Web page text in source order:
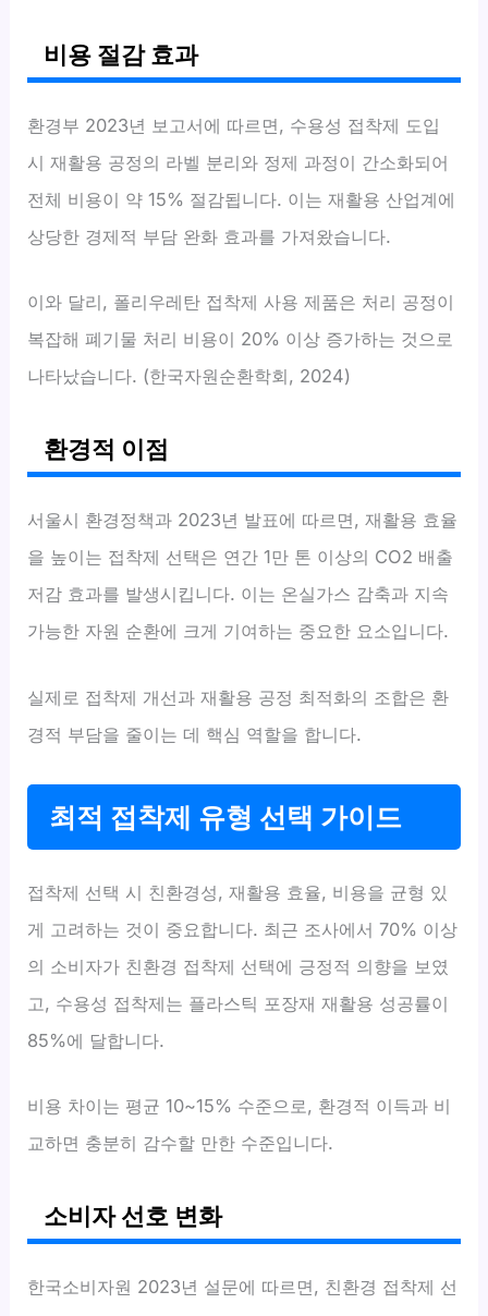
비용 절감 효과
환경부 2023년 보고서에 따르면, 수용성 접착제 도입
시 재활용 공정의 라벨 분리와 정제 과정이 간소화되어
전체 비용이 약 15% 절감됩니다. 이는 재활용 산업계에
상당한 경제적 부담 완화 효과를 가져왔습니다.
이와 달리, 폴리우레탄 접착제 사용 제품은 처리 공정이
복잡해 폐기물 처리 비용이 20% 이상 증가하는 것으로
나타났습니다. (한국자원순환학회, 2024)
환경적 이점
서울시 환경정책과 2023년 발표에 따르면, 재활용 효율
을 높이는 접착제 선택은 연간 1만 톤 이상의 CO2 배출
저감 효과를 발생시킵니다. 이는 온실가스 감축과 지속
가능한 자원 순환에 크게 기여하는 중요한 요소입니다.
실제로 접착제 개선과 재활용 공정 최적화의 조합은 환
경적 부담을 줄이는 데 핵심 역할을 합니다.
최적 접착제 유형 선택 가이드
접착제 선택 시 친환경성, 재활용 효율, 비용을 균형 있
게 고려하는 것이 중요합니다. 최근 조사에서 70% 이상
의 소비자가 친환경 접착제 선택에 긍정적 의향을 보였
고, 수용성 접착제는 플라스틱 포장재 재활용 성공률이
85%에 달합니다.
비용 차이는 평균 10~15% 수준으로, 환경적 이득과 비
교하면 충분히 감수할 만한 수준입니다.
소비자 선호 변화
한국소비자원 2023년 설문에 따르면, 친환경 접착제 선